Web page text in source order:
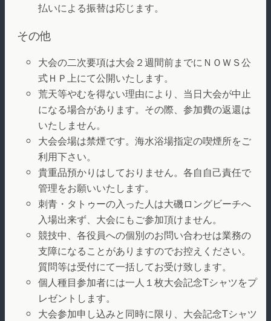
払いによる振替は応じます。
その他
大会の二次要項は大会２週間前までにＮＯＷＳ公
式ＨＰ上にて公開いたします。
荒天等やむを得ない理由により、当日大会が中止
になる場合があります。その際、参加費の返還は
いたしません。
大会会場は禁煙です。海水浴場指定の喫煙所をご
利用下さい。
貴重品預かりはしておりません。各自自己責任で
管理をお願いいたします。
刺青・タトゥーの入った人は大磯ロングビーチへ
入場出来ず、大会にもご参加頂けません。
競技中、各役員への個別のお問い合わせは業務の
支障になることがありますのでお控えください。
質問等は受付にて一括してお受け致します。
個人種目参加者には一人１枚大会記念Tシャツをプ
レゼントします。
大会参加申し込みと同時に限り、大会記念Tシャツ